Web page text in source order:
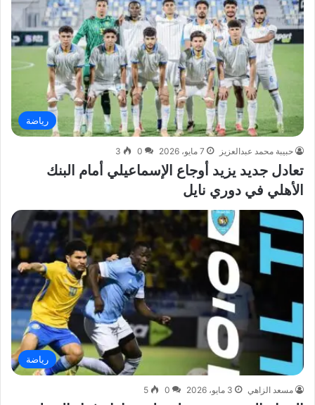
رياضة
حبيبة محمد عبدالعزيز 7 مايو، 2026 0
3
تعادل جديد يزيد أوجاع الإسماعيلي أمام البنك
الأهلي في دوري نايل
رياضة
مسعد الزاهي 3 مايو، 2026 0
5